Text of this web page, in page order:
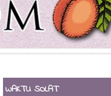
WAKTU SOLAT